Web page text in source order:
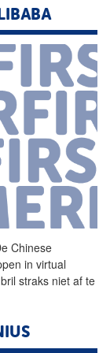
Chinese
in virtual
straks niet af te